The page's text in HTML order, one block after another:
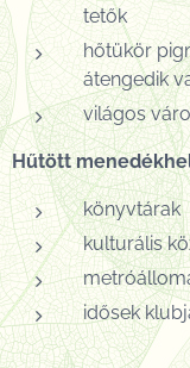
tetők
hőtükör
átengedik
világos
Hűtött
könyvtárak
kulturális
idősek